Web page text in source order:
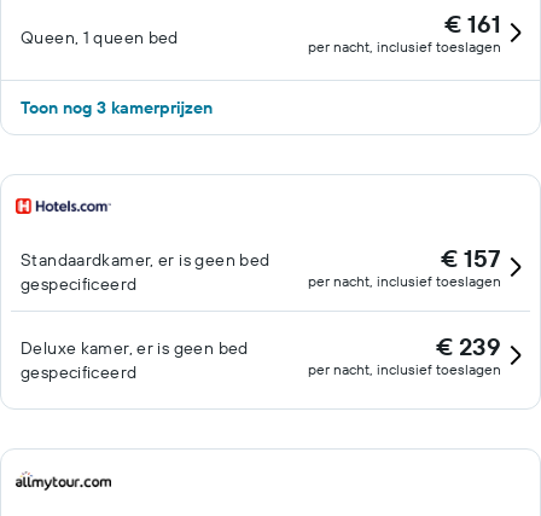
Queen, 1 queen bed € 161
per nacht, inclusief toeslagen
Toon nog 3 kamerprijzen
Standaardkamer, er is geen bed
gespecificeerd
€ 157
per nacht, inclusief toeslagen
Deluxe kamer, er is geen bed
gespecificeerd
€ 239
per nacht, inclusief toeslagen